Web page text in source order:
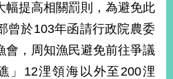
幅提高相關罰則，為避免此
曾於103年函請行政院農委
會，周知漁民避免前往爭議
」12浬領海以外至200浬